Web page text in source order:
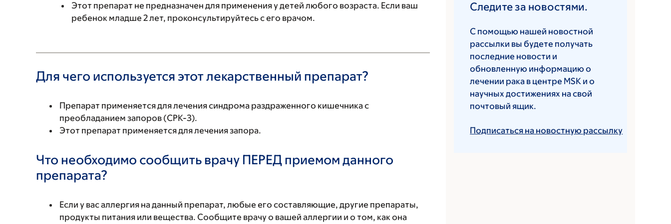
Этот препарат не предназначен для применения у детей любого возраста. Если ваш
ребенок младше 2 лет, проконсультируйтесь с его врачом.
Для чего используется этот лекарственный препарат?
Препарат применяется для лечения синдрома раздраженного кишечника с
преобладанием запоров (СРК-З).
Этот препарат применяется для лечения запора.
Что необходимо сообщить врачу ПЕРЕД приемом данного
препарата?
Если у вас аллергия на данный препарат, любые его составляющие, другие препараты,
продукты питания или вещества. Сообщите врачу о вашей аллергии и о том, как она
Следите за новостями.
С помощью нашей новостной
рассылки вы будете получать
последние новости и
обновленную информацию о
лечении рака в центре MSK и о
научных достижениях на свой
почтовый ящик.
Подписаться на новостную рассылку